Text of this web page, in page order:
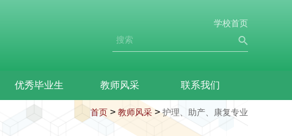
学校首页
优秀毕业生 教师风采 联系我们
首页 > 教师风采 >护理、助产、康复专业